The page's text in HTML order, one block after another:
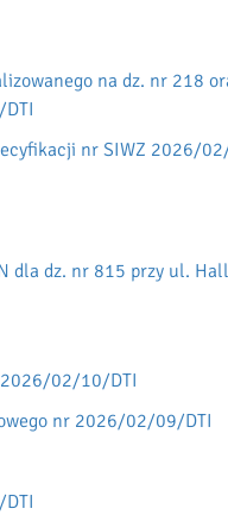
na dz. nr 218
nr SIWZ 2026/
dla dz. nr 815 przy ul.
2026/02/10/DTI
nr 2026/02/09/DTI